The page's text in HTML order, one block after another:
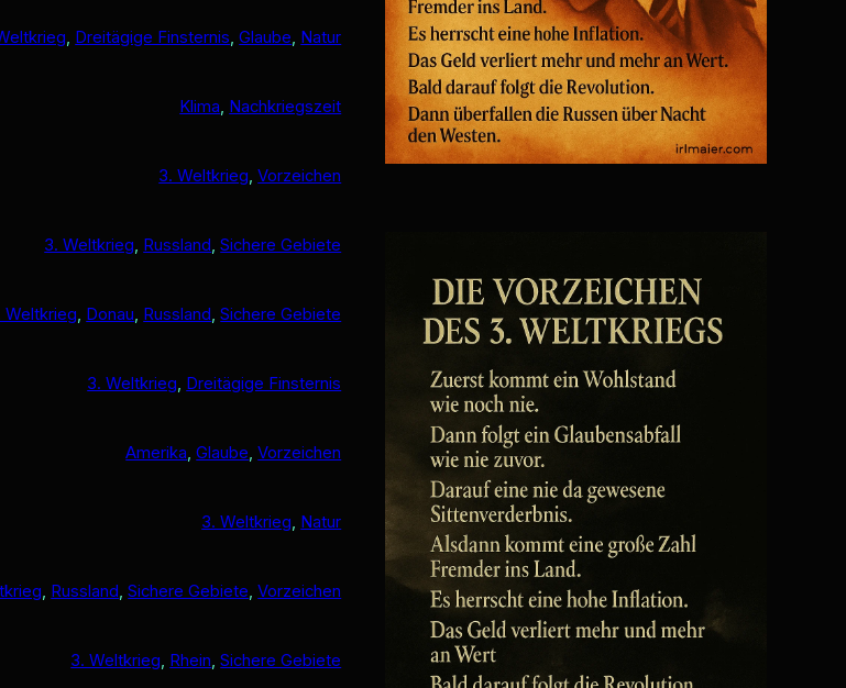
, Dreitägige Finsternis, Glaube, Natur
Klima, Nachkriegszeit
3. Weltkrieg, Vorzeichen
3. Weltkrieg, Russland, Sichere Gebiete
Weltkrieg, Donau, Russland, Sichere Gebiete
3. Weltkrieg, Dreitägige Finsternis
Amerika, Glaube, Vorzeichen
3. Weltkrieg, Natur
, Russland, Sichere Gebiete, Vorzeichen
3. Weltkrieg, Rhein, Sichere Gebiete